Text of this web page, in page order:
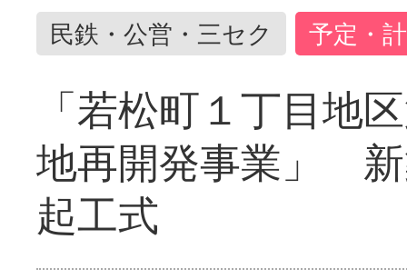
民鉄・公営・三セク 予定・
「若松町１丁目地
地再開発事業」
起工式